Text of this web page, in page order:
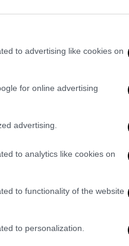
to advertising like cookies on
for online advertising
advertising.
to analytics like cookies on
to functionality of the website
to personalization.
δεν έχει
μήνες που
έχουν
υπουργείου,
στον
ηγεσία του
από την
την κατάσταση
των δρομολογίων
συρμών, αλλά
σχετική